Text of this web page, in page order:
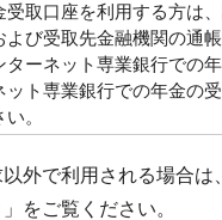
受取口座を利用する方は
よび受取先金融機関の通
ターネット専業銀行での
ット専業銀行での年金の
。
外で利用される場合
をご覧ください。